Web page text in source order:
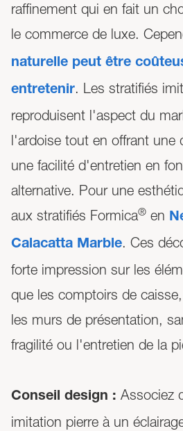
raffinement qui en fait un
le commerce de luxe.
naturelle peut être
entretenir. Les stratifiés
reproduisent l'aspect du
l'ardoise tout en offrant une
une facilité d'entretien en
alternative. Pour une
aux stratifiés Formica® en
Calacatta Marble. Ces
forte impression sur les
que les comptoirs de
les murs de présentation,
fragilité ou l'entretien de la
Conseil design : Associez
imitation pierre à un